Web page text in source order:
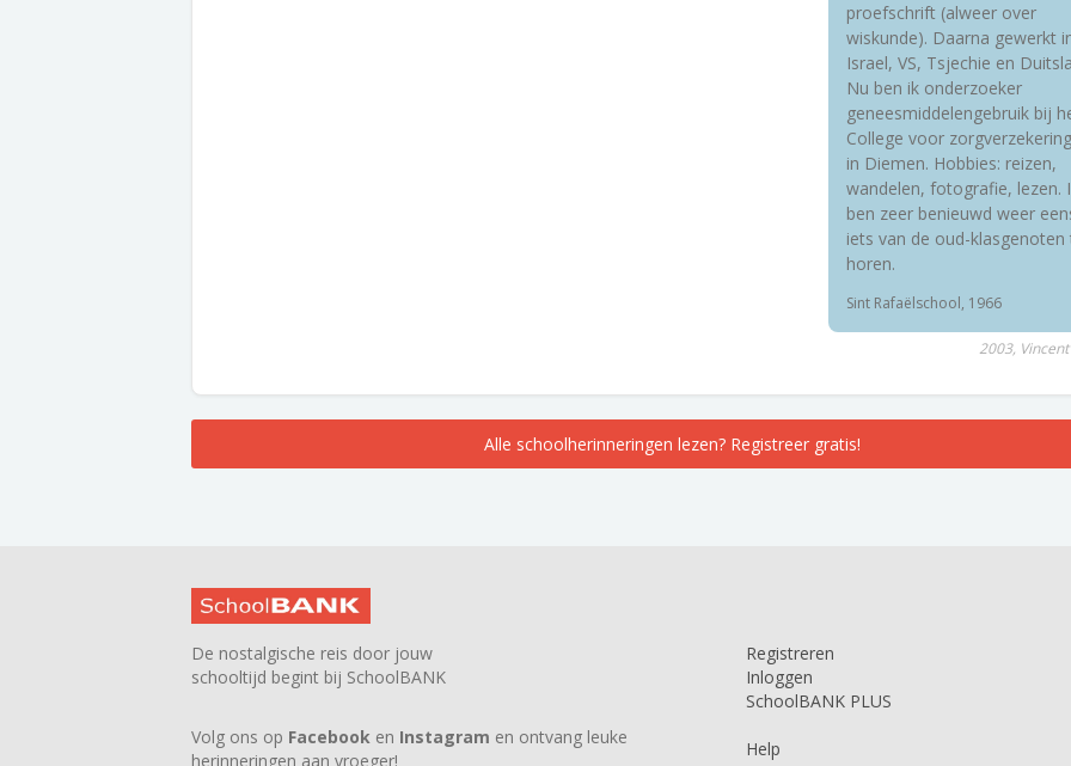
proefschrift (alweer over
wiskunde). Daarna gewerkt
Israel, VS, Tsjechie en
Nu ben ik onderzoeker
geneesmiddelengebruik bij
College voor
in Diemen. Hobbies: reizen,
wandelen, fotografie, lezen.
ben zeer benieuwd weer
iets van de oud-klasgenoten
horen.
Sint Rafaëlschool, 1966
2003,
Alle schoolherinneringen lezen? Registreer gratis!
De nostalgische reis door jouw
schooltijd begint bij SchoolBANK
Volg ons op Facebook en Instagram en ontvang leuke
herinneringen aan vroeger!
Registreren
Inloggen
SchoolBANK PLUS
Help